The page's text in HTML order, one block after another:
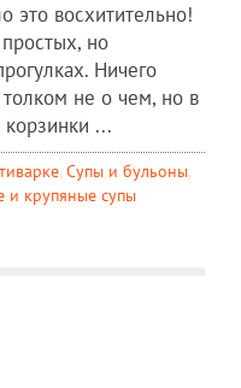
восхитительно!
но
Ничего
толком не о чем, но в
корзинки ...
, Супы и бульоны,
крупяные супы